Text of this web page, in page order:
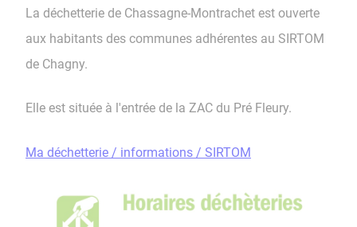
La déchetterie de Chassagne-Montrachet est ouverte
aux habitants des communes adhérentes au SIRTOM
de Chagny.
Elle est située à l'entrée de la ZAC du Pré Fleury.
Ma déchetterie / informations / SIRTOM